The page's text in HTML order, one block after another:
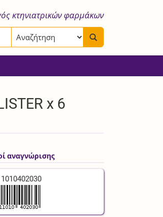
κτηνιατρικών φαρμάκων
x 6
αναγνώρισης